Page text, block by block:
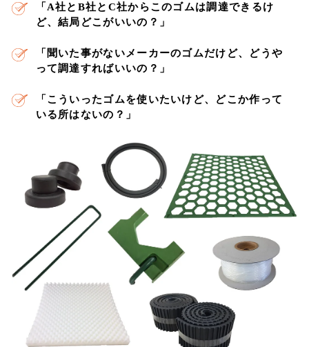
「A社とB社とC社からこのゴムは調達できるけ
ど、結局どこがいいの？」
「聞いた事がないメーカーのゴムだけど、どうや
って調達すればいいの？」
「こういったゴムを使いたいけど、どこか作って
いる所はないの？」